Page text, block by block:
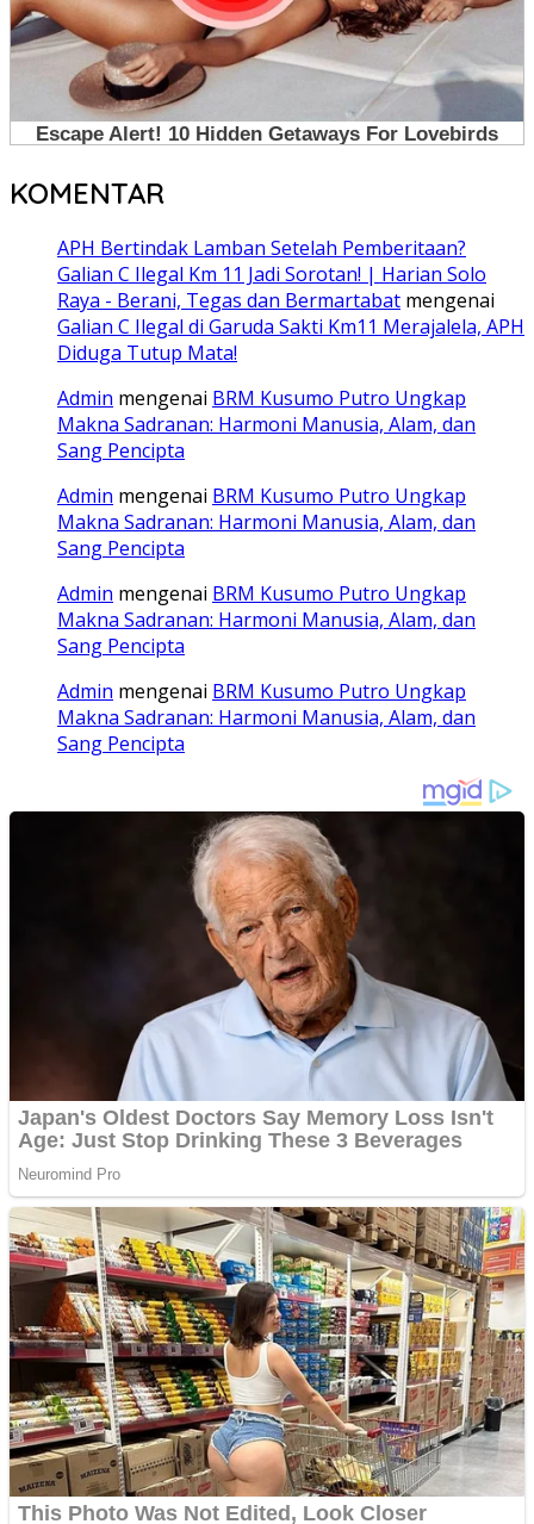
KOMENTAR
APH Bertindak Lamban Setelah Pemberitaan?
Galian C Ilegal Km 11 Jadi Sorotan! | Harian Solo
Raya - Berani, Tegas dan Bermartabat mengenai
Galian C Ilegal di Garuda Sakti Km11 Merajalela, APH
Diduga Tutup Mata!
Admin mengenai BRM Kusumo Putro Ungkap
Makna Sadranan: Harmoni Manusia, Alam, dan
Sang Pencipta
Admin mengenai BRM Kusumo Putro Ungkap
Makna Sadranan: Harmoni Manusia, Alam, dan
Sang Pencipta
Admin mengenai BRM Kusumo Putro Ungkap
Makna Sadranan: Harmoni Manusia, Alam, dan
Sang Pencipta
Admin mengenai BRM Kusumo Putro Ungkap
Makna Sadranan: Harmoni Manusia, Alam, dan
Sang Pencipta